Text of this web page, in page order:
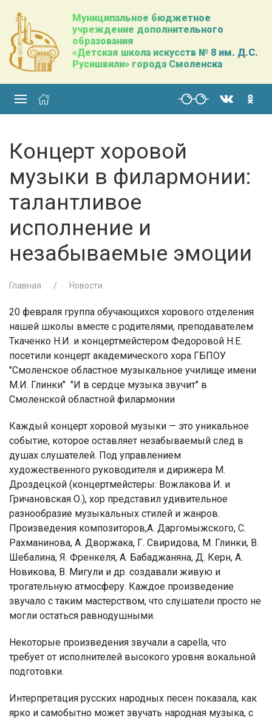
Муниципальное бюджетное
учреждение дополнительного
образования
«Детская школа искусств № 8 им. Д.С.
Русишвили» города Смоленска
Концерт хоровой
музыки в филармонии:
талантливое
исполнение и
незабываемые эмоции
Главная Новости
20 февраля группа обучающихся хорового отделения
нашей школы вместе с родителями, преподавателем
Ткаченко Н.И. и концертмейстером Федоровой Н.Е.
посетили концерт академического хора ГБПОУ
"Смоленское областное музыкальное училище имени
М.И. Глинки" "И в сердце музыка звучит" в
Смоленской областной филармонии
Каждый концерт хоровой музыки — это уникальное
событие, которое оставляет незабываемый след в
душах слушателей. Под управлением
художественного руководителя и дирижера М.
Дроздецкой (концертмейстеры: Вожлакова И. и
Гричановская О.), хор представил удивительное
разнообразие музыкальных стилей и жанров.
Произведения композиторов,А. Даргомыжского, С.
Рахманинова, А. Дворжака, Г. Свиридова, М. Глинки, В.
Шебалина, Я. Френкеля, А. Бабаджаняна, Д. Керн, А.
Новикова, В. Мигули и др. создавали живую и
трогательную атмосферу. Каждое произведение
звучало с таким мастерством, что слушатели просто не
могли остаться равнодушными.
Некоторые произведения звучали a capella, что
требует от исполнителей высокого уровня вокальной
подготовки.
Интерпретация русских народных песен показала, как
ярко и самобытно может звучать народная музыка, с